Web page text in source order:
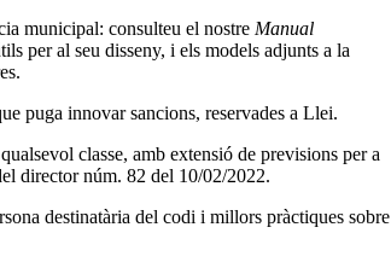
municipal: consulteu el nostre Manual
per al seu disseny, i els models adjunts a la
puga innovar sancions, reservades a Llei.
classe, amb extensió de previsions per a
director núm. 82 del 10/02/2022.
destinatària del codi i millors pràctiques sobre